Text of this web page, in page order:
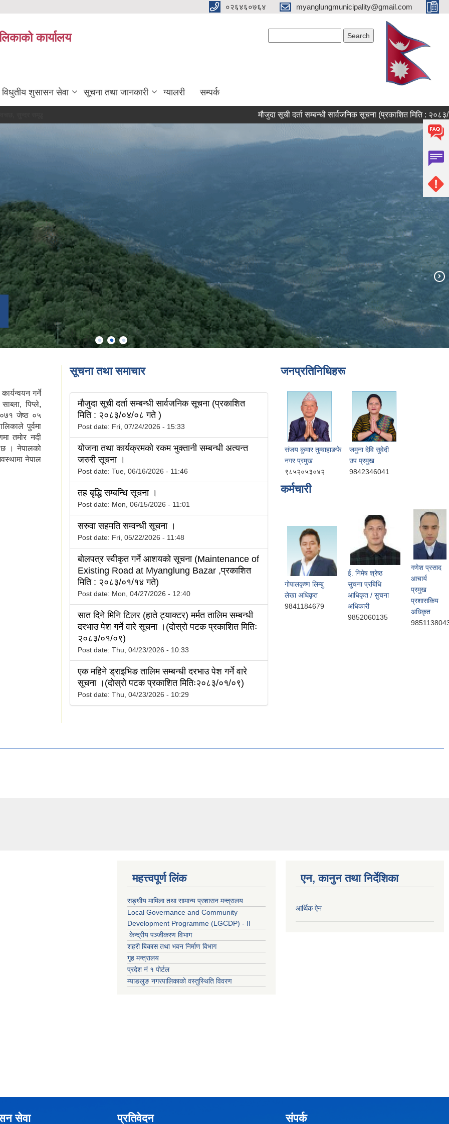
०२६४६०७६४ myanglungmunicipality@gmail.com
कार्यालय
विधुतीय शुसासन सेवा सूचना तथा जानकारी ग्यालरी सम्पर्क
मौजुदा सूची दर्ता सम्बन्धी सार्वजनिक सूचना (प्रकाशित मिति : २०८३/०४/
गर्ने
पिप्ले,
जेष्ठ ०५
पुर्वमा
तमोर नदी
छ । नेपालको
नेपाल
सूचना तथा समाचार
मौजुदा सूची दर्ता सम्बन्धी सार्वजनिक सूचना (प्रकाशित
मिति : २०८३/०४/०८ गते )
Post date: Fri, 07/24/2026 - 15:33
योजना तथा कार्यक्रमको रकम भुक्तानी सम्बन्धी अत्यन्त
जरुरी सूचना ।
Post date: Tue, 06/16/2026 - 11:46
तह बृद्धि सम्बन्धि सूचना ।
Post date: Mon, 06/15/2026 - 11:01
सरुवा सहमति सम्वन्धी सूचना ।
Post date: Fri, 05/22/2026 - 11:48
बोलपत्र स्वीकृत गर्ने आशयको सूचना (Maintenance of
Existing Road at Myanglung Bazar ,प्रकाशित
मिति : २०८३/०१/१४ गते)
Post date: Mon, 04/27/2026 - 12:40
सात दिने मिनि टिलर (हाते ट्याक्टर) मर्मत तालिम सम्बन्धी
दरभाउ पेश गर्ने वारे सूचना ।(दोस्रो पटक प्रकाशित मितिः
२०८३/०१/०९)
Post date: Thu, 04/23/2026 - 10:33
एक महिने ड्राइभिङ तालिम सम्बन्धी दरभाउ पेश गर्ने वारे
सूचना ।(दोस्रो पटक प्रकाशित मितिः२०८३/०१/०९)
Post date: Thu, 04/23/2026 - 10:29
जनप्रतिनिधिहरू
संजय कुमार तुम्वाहाङफे
नगर प्रमुख
९८५२०५३०४२
जमुना देवि सुवेदी
उप प्रमुख
9842346041
कर्मचारी
गोपालकृष्ण लिम्बु
लेखा अधिकृत
9841184679
ई. निमेष श्रेष्ठ
सुचना प्रबिधि
आधिकृत / सुचना
अधिकारी
9852060135
गणेश प्रसाद
आचार्य
प्रमुख
प्रशासकिय
अधिकृत
महत्त्वपूर्ण लिंक
सङ्घीय मामिला तथा सामान्य प्रशासन मन्त्रालय
Local Governance and Community
Development Programme (LGCDP) - II
केन्द्रीय पञ्जीकरण विभाग
शहरी बिकास तथा भवन निर्माण विभाग
गृह मन्त्रालय
प्रदेश नं १ पोर्टल
म्याङलुङ नगरपालिकाको वस्तुस्थिति विवरण
एन, कानुन तथा निर्देशिका
आर्थिक ऐन
सेवा प्रतिवेदन संपर्क